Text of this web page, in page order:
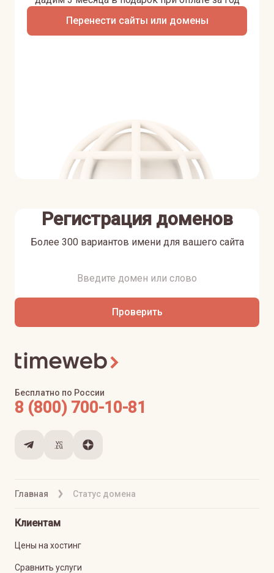
Перенести сайты или домены
Регистрация доменов
Более 300 вариантов имени для вашего сайта
Проверить
Главная Статус домена
Бесплатно по России
8 (800) 700-10-81
Клиентам
Цены на хостинг
Сравнить услуги